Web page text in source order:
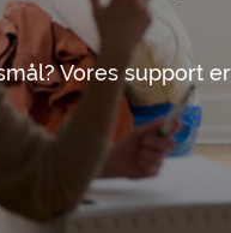
Vores support er